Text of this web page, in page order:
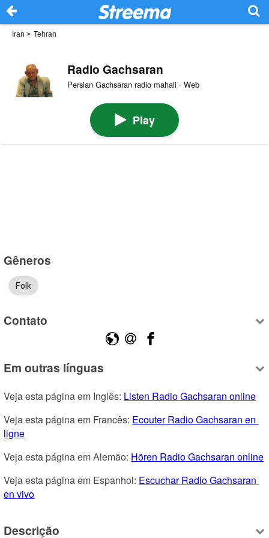
Iran > Tehran
Radio Gachsaran
Persian Gachsaran radio mahali · Web
Play
Gêneros
Folk
Contato
Em outras línguas
Veja esta página em Inglês: Listen Radio Gachsaran online
Veja esta página em Francês: Ecouter Radio Gachsaran en
ligne
Veja esta página em Alemão: Hören Radio Gachsaran online
Veja esta página em Espanhol: Escuchar Radio Gachsaran
en vivo
Descrição